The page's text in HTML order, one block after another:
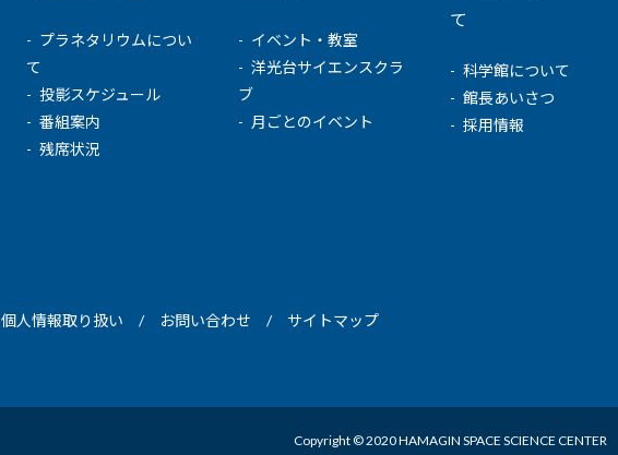
プラネタリウムについ
て
投影スケジュール
番組案内
残席状況
イベント・教室
洋光台サイエンスクラ
ブ
月ごとのイベント
て
科学館について
館長あいさつ
採用情報
個人情報取り扱い お問い合わせ サイトマップ
Copyright © 2020 HAMAGIN SPACE SCIENCE CENTER